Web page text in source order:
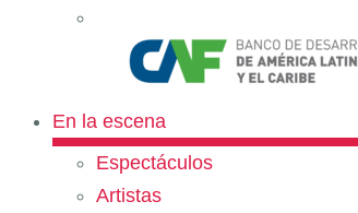
En la escena
Espectáculos
Artistas